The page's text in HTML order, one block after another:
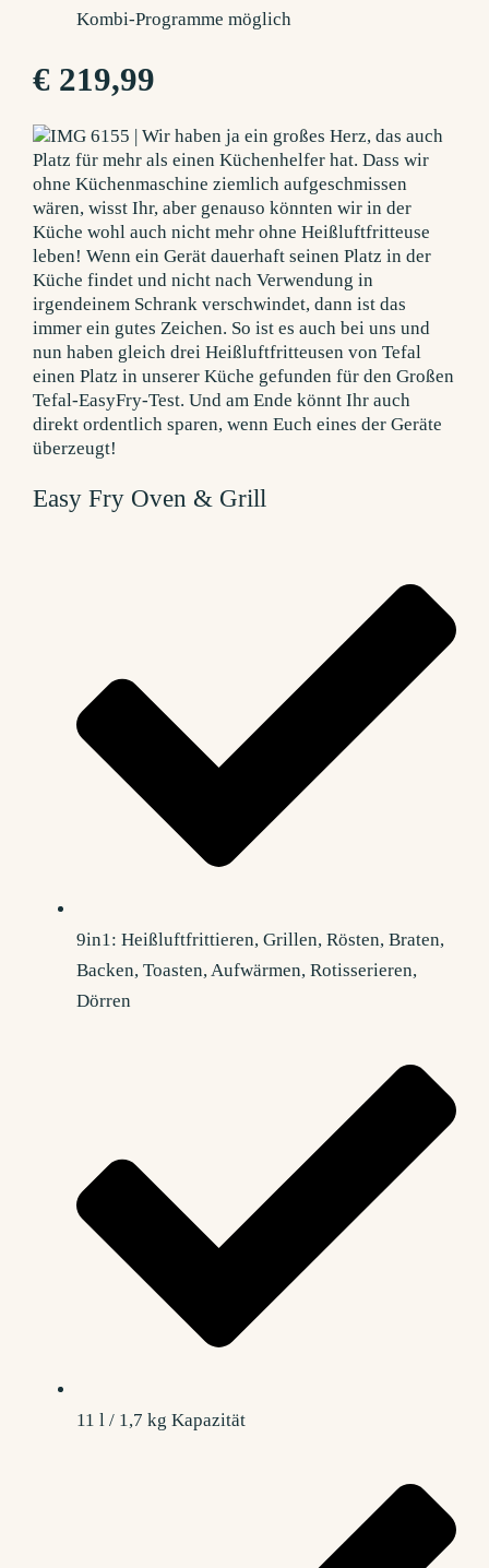
Kombi-Programme möglich
€ 219,99
Easy Fry Oven & Grill
9in1: Heißluftfrittieren, Grillen, Rösten, Braten,
Backen, Toasten, Aufwärmen, Rotisserieren,
Dörren
11 l / 1,7 kg Kapazität